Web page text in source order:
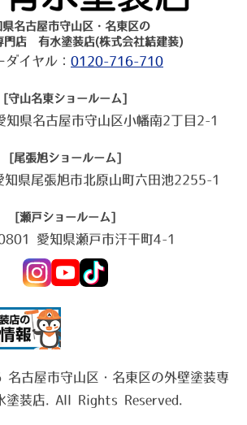
県名古屋市守山区・名東区の
門店 有水塗装店(株式会社結建装)
ダイヤル： 0120-716-710
[守山名東ショールーム]
県名古屋市守山区小幡南2丁目2-1
[尾張旭ショールーム]
県尾張旭市北原山町六田池2255-1
[瀬戸ショールーム]
愛知県瀬戸市汗干町4-1
古屋市守山区・名東区の外壁塗装専
塗装店. All Rights Reserved.